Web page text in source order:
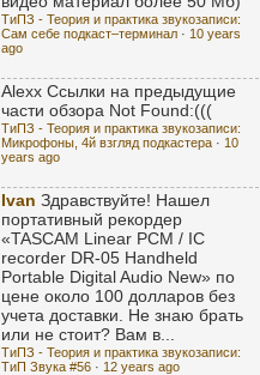
ТиПЗ - Теория и практика звукозаписи:
Сам себе подкаст–терминал · 10 years
ago
Alexx Ссылки на предыдущие
части обзора Not Found:(((
ТиПЗ - Теория и практика звукозаписи:
Микрофоны, 4й взгляд подкастера · 10
years ago
Ivan Здравствуйте! Нашел
портативный рекордер
«TASCAM Linear PCM / IC
recorder DR-05 Handheld
Portable Digital Audio New» по
цене около 100 долларов без
учета доставки. Не знаю брать
или не стоит? Вам в...
ТиПЗ - Теория и практика звукозаписи:
ТиП Звука #56 · 12 years ago